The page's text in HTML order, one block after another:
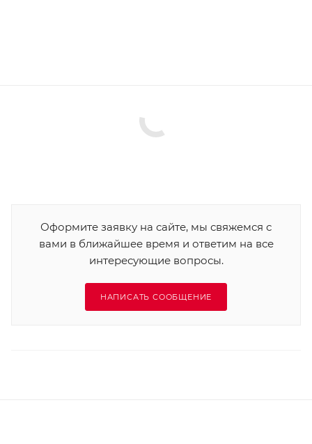
Оформите заявку на сайте, мы свяжемся с
вами в ближайшее время и ответим на все
интересующие вопросы.
НАПИСАТЬ СООБЩЕНИЕ